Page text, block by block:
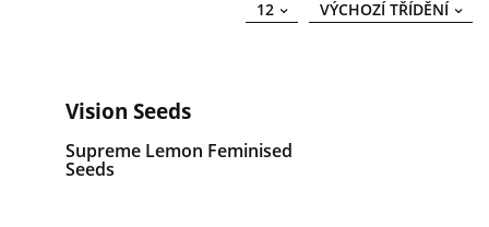
VÝCHOZÍ TŘÍDĚNÍ
12
Vision Seeds
Supreme Lemon Feminised
Seeds